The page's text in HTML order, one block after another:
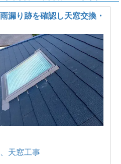
漏り跡を確認し天窓交換・
天窓工事